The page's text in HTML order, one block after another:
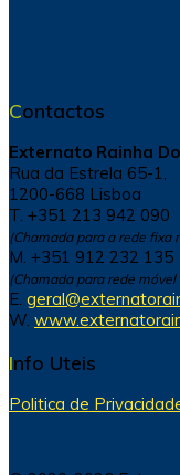
Contactos
Externato Rainha
Rua da Estrela 65-1,
1200-668 Lisboa
T. +351 213 942 090
(Chamada para a rede fixa
M. +351 912 232 135
(Chamada para rede móvel
E.
W.
Info Uteis
Politica de